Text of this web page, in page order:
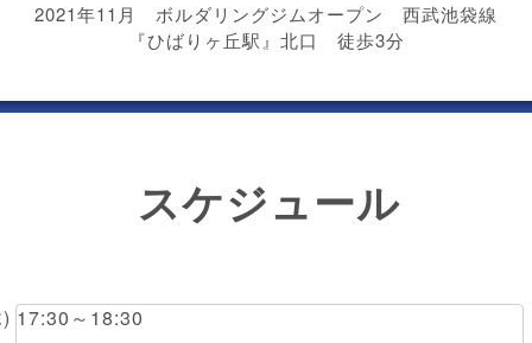
2021年11月 ボルダリングジムオープン 西武池袋線
『ひばりヶ丘駅』北口 徒歩3分
スケジュール
17:30～18:30